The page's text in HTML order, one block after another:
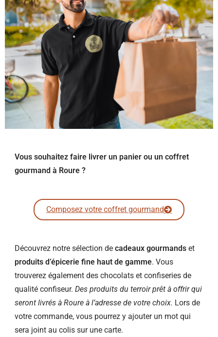
Vous souhaitez faire livrer un panier ou un coffret
gourmand à Roure ?
Composez votre coffret gourmand
Découvrez notre sélection de cadeaux gourmands et
produits d’épicerie fine haut de gamme. Vous
trouverez également des chocolats et confiseries de
qualité confiseur. Des produits du terroir prêt à offrir qui
seront livrés à Roure à l’adresse de votre choix. Lors de
votre commande, vous pourrez y ajouter un mot qui
sera joint au colis sur une carte.